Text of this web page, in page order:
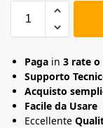
Paga in 3 rate o
Supporto
Acquisto
Facile da Usare
Eccellente